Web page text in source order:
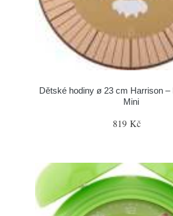
Dětské hodiny ø 23 cm Harrison –
Mini
819 Kč